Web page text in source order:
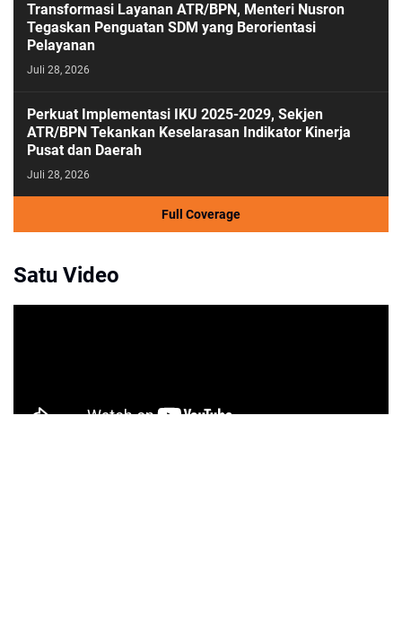
Transformasi Layanan ATR/BPN, Menteri Nusron
Tegaskan Penguatan SDM yang Berorientasi
Pelayanan
Juli 28, 2026
Perkuat Implementasi IKU 2025-2029, Sekjen
ATR/BPN Tekankan Keselarasan Indikator Kinerja
Pusat dan Daerah
Juli 28, 2026
Full Coverage
Satu Video